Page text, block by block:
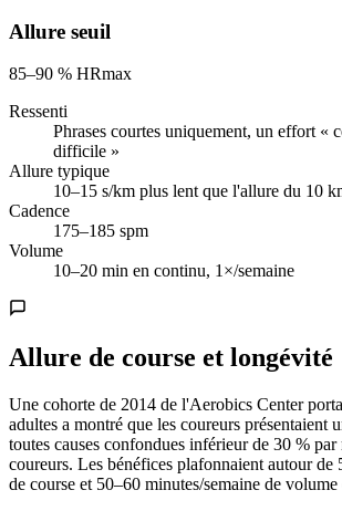
Allure seuil
85–90 % HRmax
Ressenti
Phrases courtes uniquement, un effort «
difficile »
Allure typique
10–15 s/km plus lent que l'allure du 10
Cadence
175–185 spm
Volume
10–20 min en continu, 1×/semaine
Allure de course et longévité
Une cohorte de 2014 de l'Aerobics Center
adultes a montré que les coureurs présentaient
toutes causes confondues inférieur de 30 %
coureurs. Les bénéfices plafonnaient autour
de course et 50–60 minutes/semaine de volume